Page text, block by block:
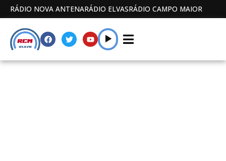
RÁDIO NOVA ANTENARÁDIO ELVASRÁDIO CAMPO MAIOR